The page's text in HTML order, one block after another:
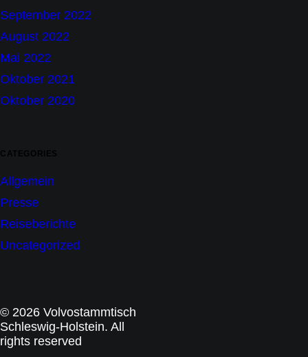
September 2022
August 2022
Mai 2022
Oktober 2021
Oktober 2020
CATEGORIES
Allgemein
Presse
Reiseberichte
Uncategorized
© 2026 Volvostammtisch
Schleswig-Holstein. All
rights reserved